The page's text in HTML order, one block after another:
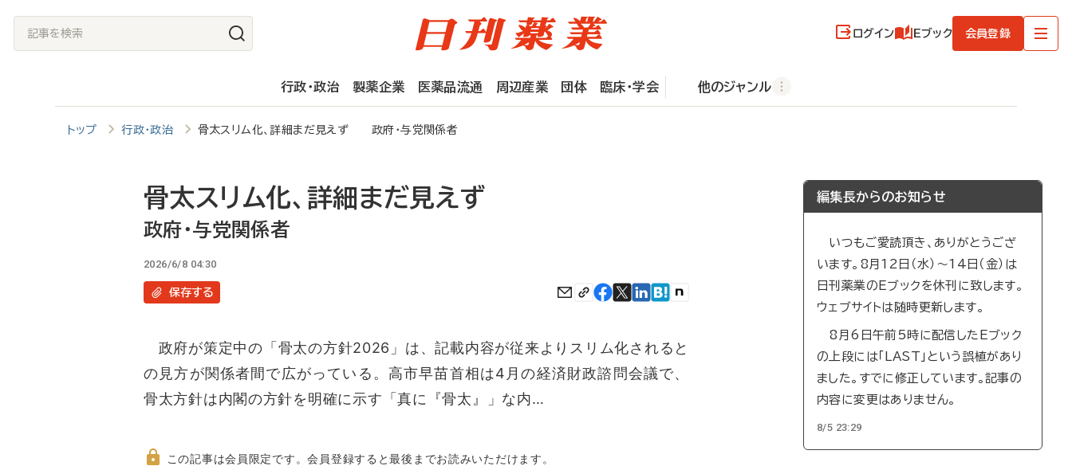
記
事
ログイン Eブック 会員登録
行政・政治 製薬企業 医薬品流通 周辺産業 団体 臨床・学会 他のジャンル
トップ 行政・政治 骨太スリム化、詳細まだ見えず 政府・与党関係者
骨太スリム化、詳細まだ見えず
政府・与党関係者
2026/6/8 04:30
保存する
政府が策定中の「骨太の方針2026」は、記載内容が従来よりスリム化されると
の見方が関係者間で広がっている。高市早苗首相は4月の経済財政諮問会議で、
骨太方針は内閣の方針を明確に示す「真に『骨太』」な内…
この記事は会員限定です。会員登録すると最後までお読みいただけます。
編集長からのお知らせ
いつもご愛読頂き、ありがとうござ
います。8月12日（水）～14日（金）は
日刊薬業のEブックを休刊に致します。
ウェブサイトは随時更新します。
8月6日午前5時に配信したEブック
の上段には「LAST」という誤植があり
ました。すでに修正しています。記事の
内容に変更はありません。
8/5 23:29